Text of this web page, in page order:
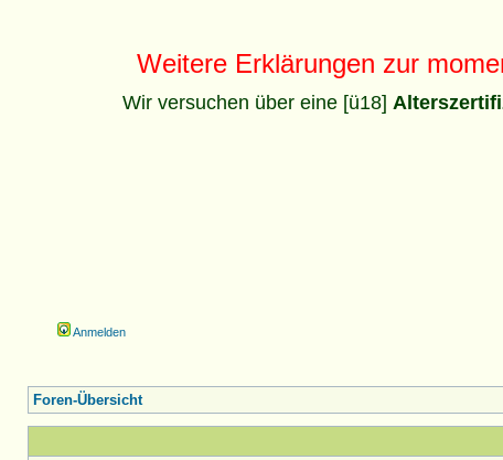
Weitere Erklärungen zur
Wir versuchen über eine [ü18]
Anmelden
Foren-Übersicht